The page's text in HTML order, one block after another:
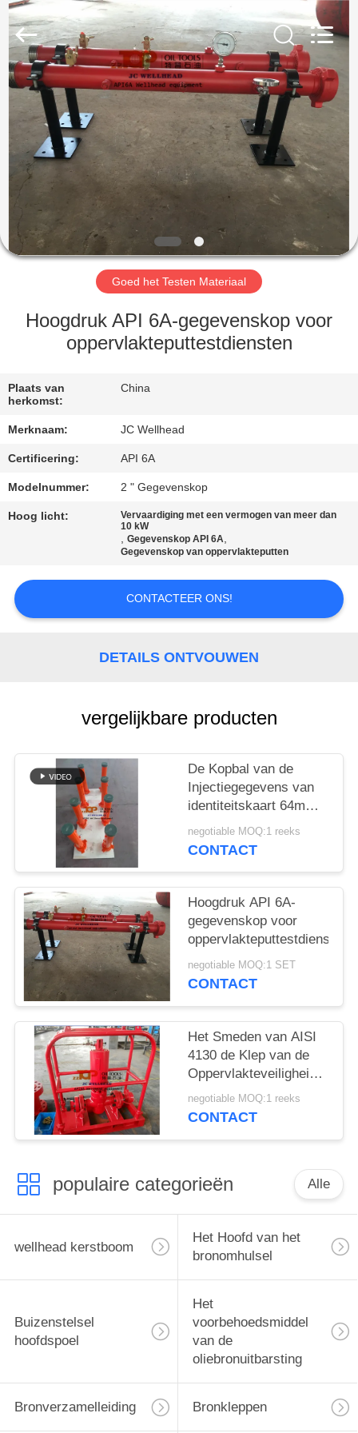
HUIS
PRODUCTEN
ONGEVEER
ONS
FABRIEKSREIS
KWALITEITSCONTROLE
CONTACTEER
ONS
NIEUWS
GEVALLEN
PRIVACY
POLICY
OIL
TOOLS
CO.，
LTD.
Rights
Reserved.
Goed het Testen Materiaal
Hoogdruk API 6A-gegevenskop voor
oppervlakteputtestdiensten
Plaats van
herkomst:
China
Merknaam: JC Wellhead
Certificering: API 6A
Modelnummer: 2 " Gegevenskop
Hoog licht:
Vervaardiging met een vermogen van meer dan
10 kW
,Gegevenskop API 6A,
Gegevenskop van oppervlakteputten
CONTACTEER ONS!
DETAILS ONTVOUWEN
vergelijkbare producten
De Kopbal van de
Injectiegegevens van
identiteitskaart 64mm
voor Oppervlakte die
goed testen
negotiable MOQ:1 reeks
CONTACT
Hoogdruk API 6A-
gegevenskop voor
oppervlakteputtestdiensten
negotiable MOQ:1 SET
CONTACT
Het Smeden van AISI
4130 de Klep van de
Oppervlakteveiligheid/SSV
voor goed Oppervlakte
Testende Verrichting
negotiable MOQ:1 reeks
CONTACT
populaire categorieën Alle
wellhead kerstboom
Het Hoofd van het
bronomhulsel
Buizenstelsel
hoofdspoel
Het
voorbehoedsmiddel
van de
oliebronuitbarsting
Bronverzamelleiding Bronkleppen